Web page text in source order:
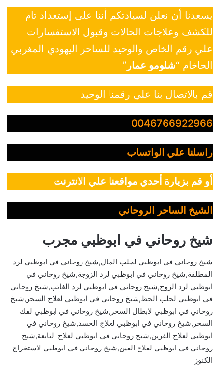
يسعدنا أن نعلن لسيادتكم أننا على إستعداد تام
للكشف وعلاجات الحالات وقبول الاستفسارات
علي رقم الخاص والوحيد للساحر اليهودي المغربي
الحاخام “شلومو عمار ”
قم بالاتصال بنا علي رقمنا الوحيد
0046766922966
راسلنا علي الواتساب
أو قم بزيارة أحدي مواقعنا علي الانترنت
الشيخ الساحر الروحاني
شيخ روحاني في ابوظبي مجرب
شيخ روحاني في ابوظبي لجلب المال,شيخ روحاني في ابوظبي لرد
المطلقة,شيخ روحاني في ابوظبي لرد الزوجة,شيخ روحاني في
ابوظبي لرد الزوج,شيخ روحاني في ابوظبي لرد الغائب,شيخ روحاني
في ابوظبي لجلب الحظ,شيخ روحاني في ابوظبي لعلاج السحر,شيخ
روحاني في ابوظبي لابطال السحر,شيخ روحاني في ابوظبي لفك
السحر,شيخ روحاني في ابوظبي لعلاج الحسد,شيخ روحاني في
ابوظبي لعلاج القرين,شيخ روحاني في ابوظبي لعلاج التابعة,شيخ
روحاني في ابوظبي لعلاج العين,شيخ روحاني في ابوظبي لاستخراج
الكنوز